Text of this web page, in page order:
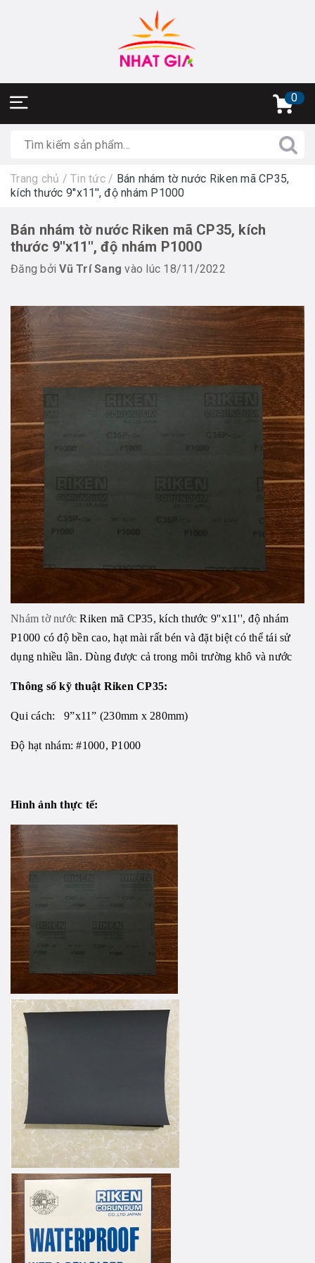
0
Trang chủ / Tin tức / Bán nhám tờ nước Riken mã CP35,
kích thước 9''x11'', độ nhám P1000
Bán nhám tờ nước Riken mã CP35, kích
thước 9''x11'', độ nhám P1000
Đăng bởiVũ Trí Sang vào lúc 18/11/2022
Nhám tờ nướcRiken mã CP35, kích thước 9''x11'', độ nhám
P1000 có độ bền cao, hạt mài rất bén và đặt biệt có thể tái sử
dụng nhiều lần. Dùng được cả trong môi trường khô và nước
Thông số kỹ thuật Riken CP35:
Qui cách: 9”x11” (230mm x 280mm)
Độ hạt nhám: #1000, P1000
Hình ảnh thực tế: